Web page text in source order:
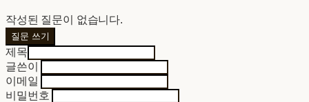
작성된 질문이 없습니다.
질문 쓰기
제목
글쓴이
이메일
비밀번호